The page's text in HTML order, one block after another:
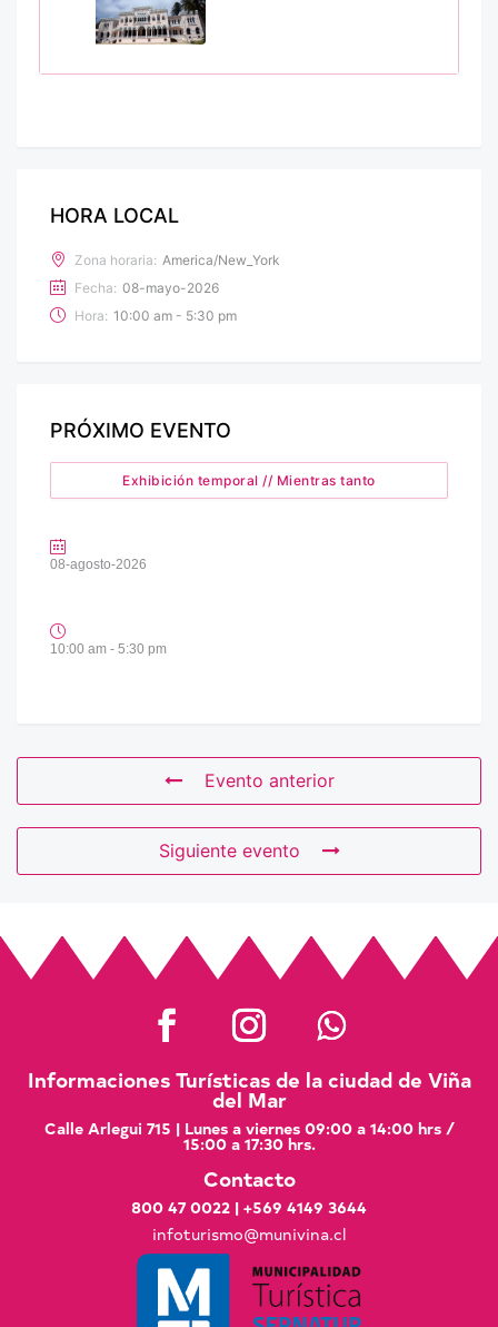
HORA LOCAL
Zona horaria: America/New_York
Fecha: 08-mayo-2026
Hora: 10:00 am - 5:30 pm
PRÓXIMO EVENTO
Exhibición temporal // Mientras tanto
08-agosto-2026
10:00 am - 5:30 pm
Evento anterior
Siguiente evento
Informaciones Turísticas de la ciudad de Viña
del Mar
Calle Arlegui 715 | Lunes a viernes 09:00 a 14:00 hrs /
15:00 a 17:30 hrs.
Contacto
800 47 0022 | +569 4149 3644
infoturismo@munivina.cl